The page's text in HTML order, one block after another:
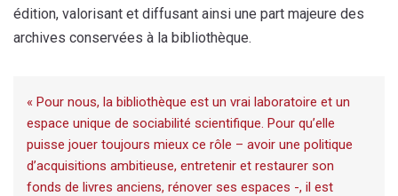
édition, valorisant et diffusant ainsi une part majeure des
archives conservées à la bibliothèque.
« Pour nous, la bibliothèque est un vrai laboratoire et un
espace unique de sociabilité scientifique. Pour qu’elle
puisse jouer toujours mieux ce rôle – avoir une politique
d’acquisitions ambitieuse, entretenir et restaurer son
fonds de livres anciens, rénover ses espaces -, il est